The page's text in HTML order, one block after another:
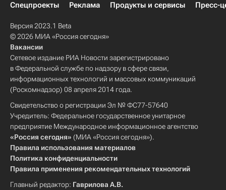
Спецпроекты
Реклама Продукты и сервисы Пресс-
Версия 2023.1 Beta
© 2026 МИА «Россия сегодня»
Вакансии
Сетевое издание РИА Новости зарегистрировано
в Федеральной службе по надзору в сфере связи,
информационных технологий и массовых коммуникаций
(Роскомнадзор) 08 апреля 2014 года.
Свидетельство о регистрации Эл № ФС77-57640
Учредитель: Федеральное государственное унитарное
предприятие Международное информационное агентство
«Россия сегодня» (МИА «Россия сегодня»).
Правила использования материалов
Политика конфиденциальности
Правила применения рекомендательных технологий
Главный редактор: Гаврилова А.В.